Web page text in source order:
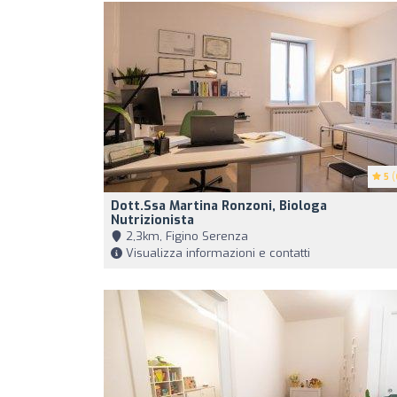
5
Dott.ssa Martina Ronzoni, Biologa
Nutrizionista
2,3km, Figino Serenza
Visualizza informazioni e contatti